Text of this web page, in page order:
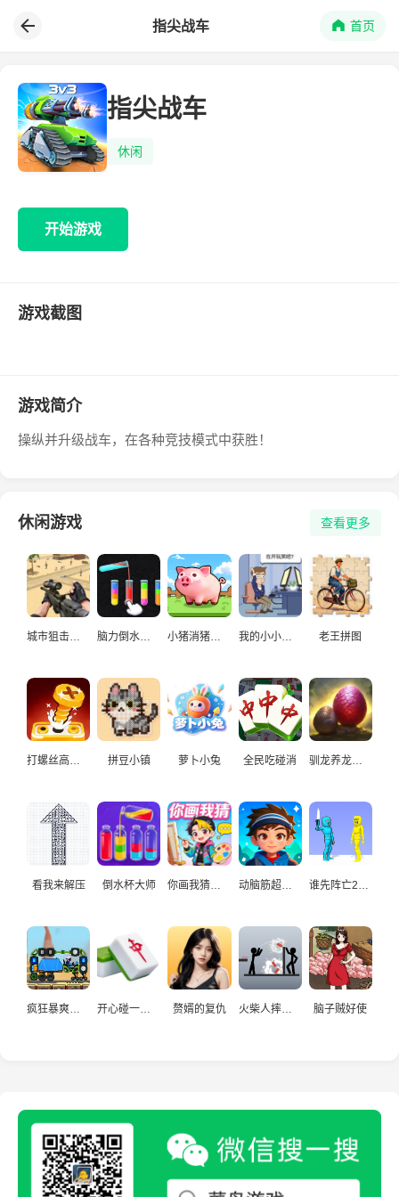
指尖战车 首页
指尖战车
休闲
开始游戏
游戏截图
游戏简介
操纵并升级战车，在各种竞技模式中获胜！
休闲游戏 查看更多
城市狙击手游戏 脑力倒水挑战 小猪消猪猪游戏 我的小小人生 老王拼图
打螺丝高手益智游戏 拼豆小镇 萝卜小兔 全民吃碰消 驯龙养龙孵化高手
看我来解压 倒水杯大师
赘婿的复仇 火柴人摔炮仗 脑子贼好使